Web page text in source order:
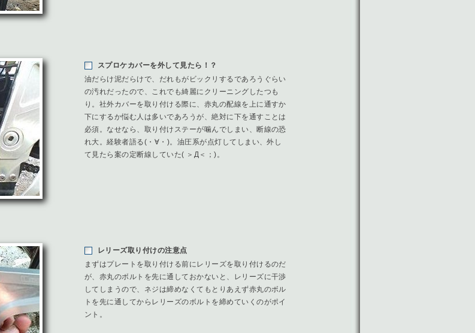
スプロケカバーを外して見たら！？
油だらけ泥だらけで、だれもがビックリするであろうぐらい
の汚れだったので、これでも綺麗にクリーニングしたつも
り。社外カバーを取り付ける際に、赤丸の配線を上に通すか
下にするか悩む人は多いであろうが、絶対に下を通すことは
必須。なせなら、取り付けステーが噛んでしまい、断線の恐
れ大。経験者語る(・∀・)。油圧系が点灯してしまい、外し
て見たら案の定断線していた( ＞Д＜；)。
レリーズ取り付けの注意点
まずはプレートを取り付ける前にレリーズを取り付けるのだ
が、赤丸のボルトを先に通しておかないと、レリーズに干渉
してしまうので、ネジは締めなくてもとりあえず赤丸のボル
トを先に通してからレリーズのボルトを締めていくのがポイ
ント。